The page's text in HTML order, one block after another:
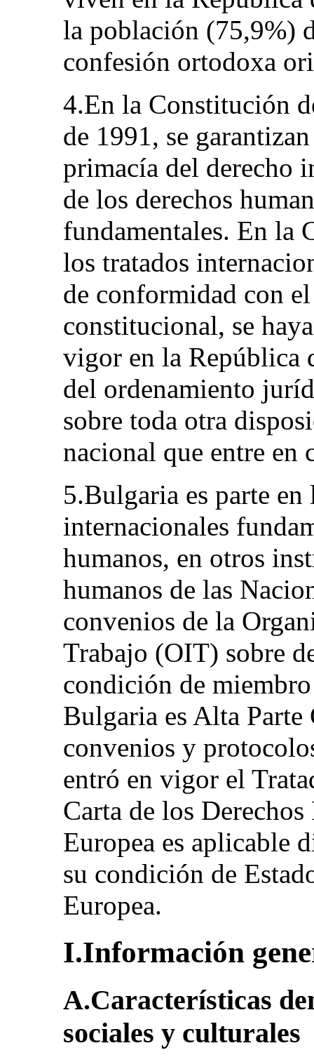
la población (75,9%)
confesión ortodoxa
4.En la Constitución
de 1991, se
primacía del derecho
de los derechos
fundamentales. En la
los tratados
de conformidad con
constitucional, se
vigor en la República
del ordenamiento
sobre toda otra
nacional que entre
5.Bulgaria es parte
internacionales
humanos, en otros
humanos de las
convenios de la
Trabajo (OIT) sobre
condición de
Bulgaria es Alta Parte
convenios y
entró en vigor el
Carta de los
Europea es aplicable
su condición de
Europea.
I.Información
A.Características
sociales y culturales